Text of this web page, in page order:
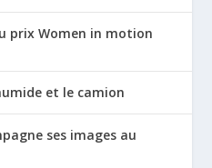
prix Women in motion
et le camion
ses images au